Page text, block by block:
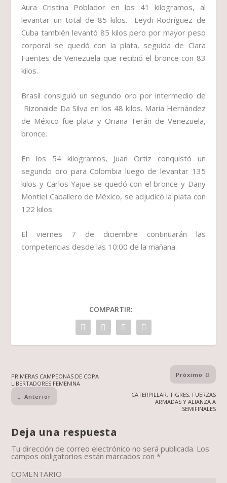
Aura Cristina Poblador en los 41 kilogramos, al
levantar un total de 85 kilos. Leydi Rodríguez de
Cuba también levantó 85 kilos pero por mayor peso
corporal se quedó con la plata, seguida de Clara
Fuentes de Venezuela que recibió el bronce con 83
kilos.
Brasil consiguió un segundo oro por intermedio de
Rizonaide Da Silva en los 48 kilos. María Hernández
de México fue plata y Oriana Terán de Venezuela,
bronce.
En los 54 kilogramos, Juan Ortiz conquistó un
segundo oro para Colombia luego de levantar 135
kilos y Carlos Yajue se quedó con el bronce y Dany
Montiel Caballero de México, se adjudicó la plata con
122 kilos.
El viernes 7 de diciembre continuarán las
competencias desde las 10:00 de la mañana.
COMPARTIR:
PRIMERAS CAMPEONAS DE COPA
LIBERTADORES FEMENINA
Anterior
Próximo
CATERPILLAR, TIGRES, FUERZAS
ARMADAS Y ALIANZA A
SEMIFINALES
Deja una respuesta
Tu dirección de correo electrónico no será publicada. Los
campos obligatorios están marcados con*
COMENTARIO